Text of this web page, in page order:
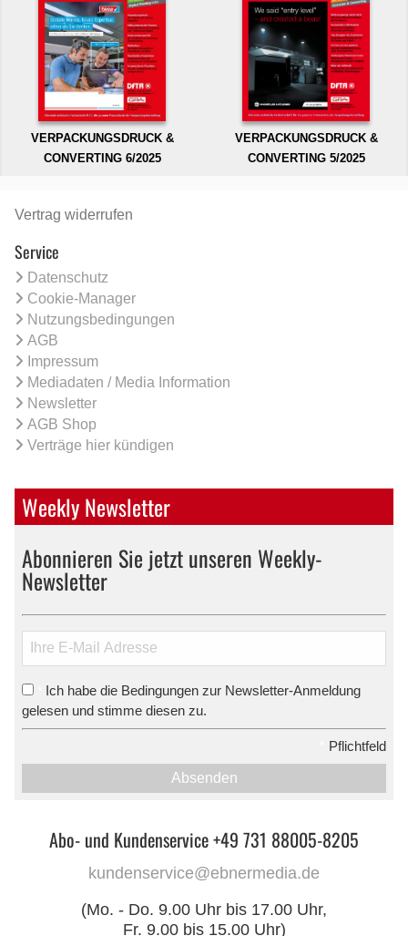
VERPACKUNGSDRUCK &
CONVERTING 6/2025
VERPACKUNGSDRUCK &
CONVERTING 5/2025
Vertrag widerrufen
Service
Datenschutz
Cookie-Manager
Nutzungsbedingungen
AGB
Impressum
Mediadaten / Media Information
Newsletter
AGB Shop
Verträge hier kündigen
Weekly Newsletter
Abonnieren Sie jetzt unseren Weekly-
Newsletter
Ich habe die Bedingungen zur Newsletter-Anmeldung
gelesen und stimme diesen zu.
Pflichtfeld
Absenden
Abo- und Kundenservice +49 731 88005-8205
kundenservice@ebnermedia.de
(Mo. - Do. 9.00 Uhr bis 17.00 Uhr,
Fr. 9.00 bis 15.00 Uhr)